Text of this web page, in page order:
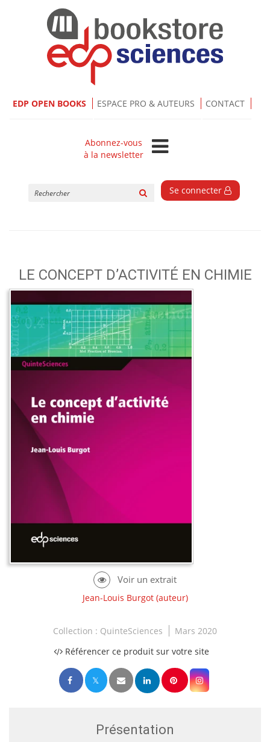
EDP OPEN BOOKS ESPACE PRO & AUTEURS CONTACT
Abonnez-vous
à la newsletter
Se connecter
LE CONCEPT D’ACTIVITÉ EN CHIMIE
Jean-Louis Burgot(auteur)
Collection : QuinteSciences
Mars 2020
Référencer ce produit sur votre site
Présentation